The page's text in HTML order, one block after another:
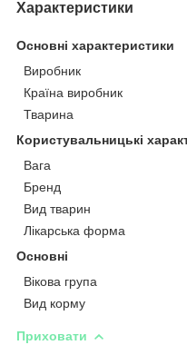
Характеристики
Основні характеристики
Виробник
Країна виробник
Тварина
Користувальницькі
Вага
Бренд
Вид тварин
Лікарська форма
Основні
Вікова група
Вид корму
Приховати